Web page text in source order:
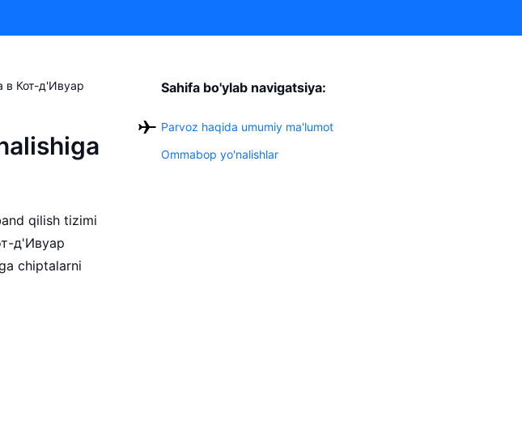
в Кот-д'Ивуар
qilish tizimi
д'Ивуар
chiptalarni
Sahifa bo'ylab navigatsiya:
Parvoz haqida umumiy ma'lumot
Ommabop yo'nalishlar